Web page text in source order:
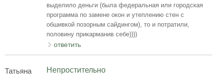
выделило деньги (была федеральная или городская
программа по замене окон и утеплению стен с
обшивкой позорным сайдингом), то и потратили,
половину прикарманив себе))))
ответить
Татьяна Непростительно